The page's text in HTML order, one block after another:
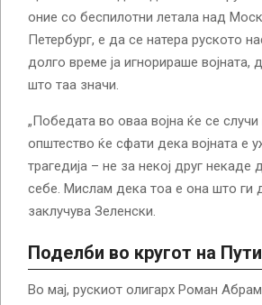
оние со беспилотни летала над
Петербург, е да се натера руското
долго време ја игнорираше војната,
што таа значи.
„Победата во оваа војна ќе се случи
општество ќе сфати дека војната е
трагедија – не за некој друг некаде
себе. Мислам дека тоа е она што ги
заклучува Зеленски.
Поделби во кругот на
Во мај, рускиот олигарх Роман